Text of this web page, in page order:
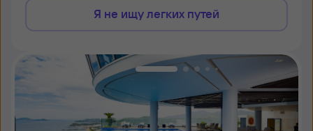
Я не ищу легких путей